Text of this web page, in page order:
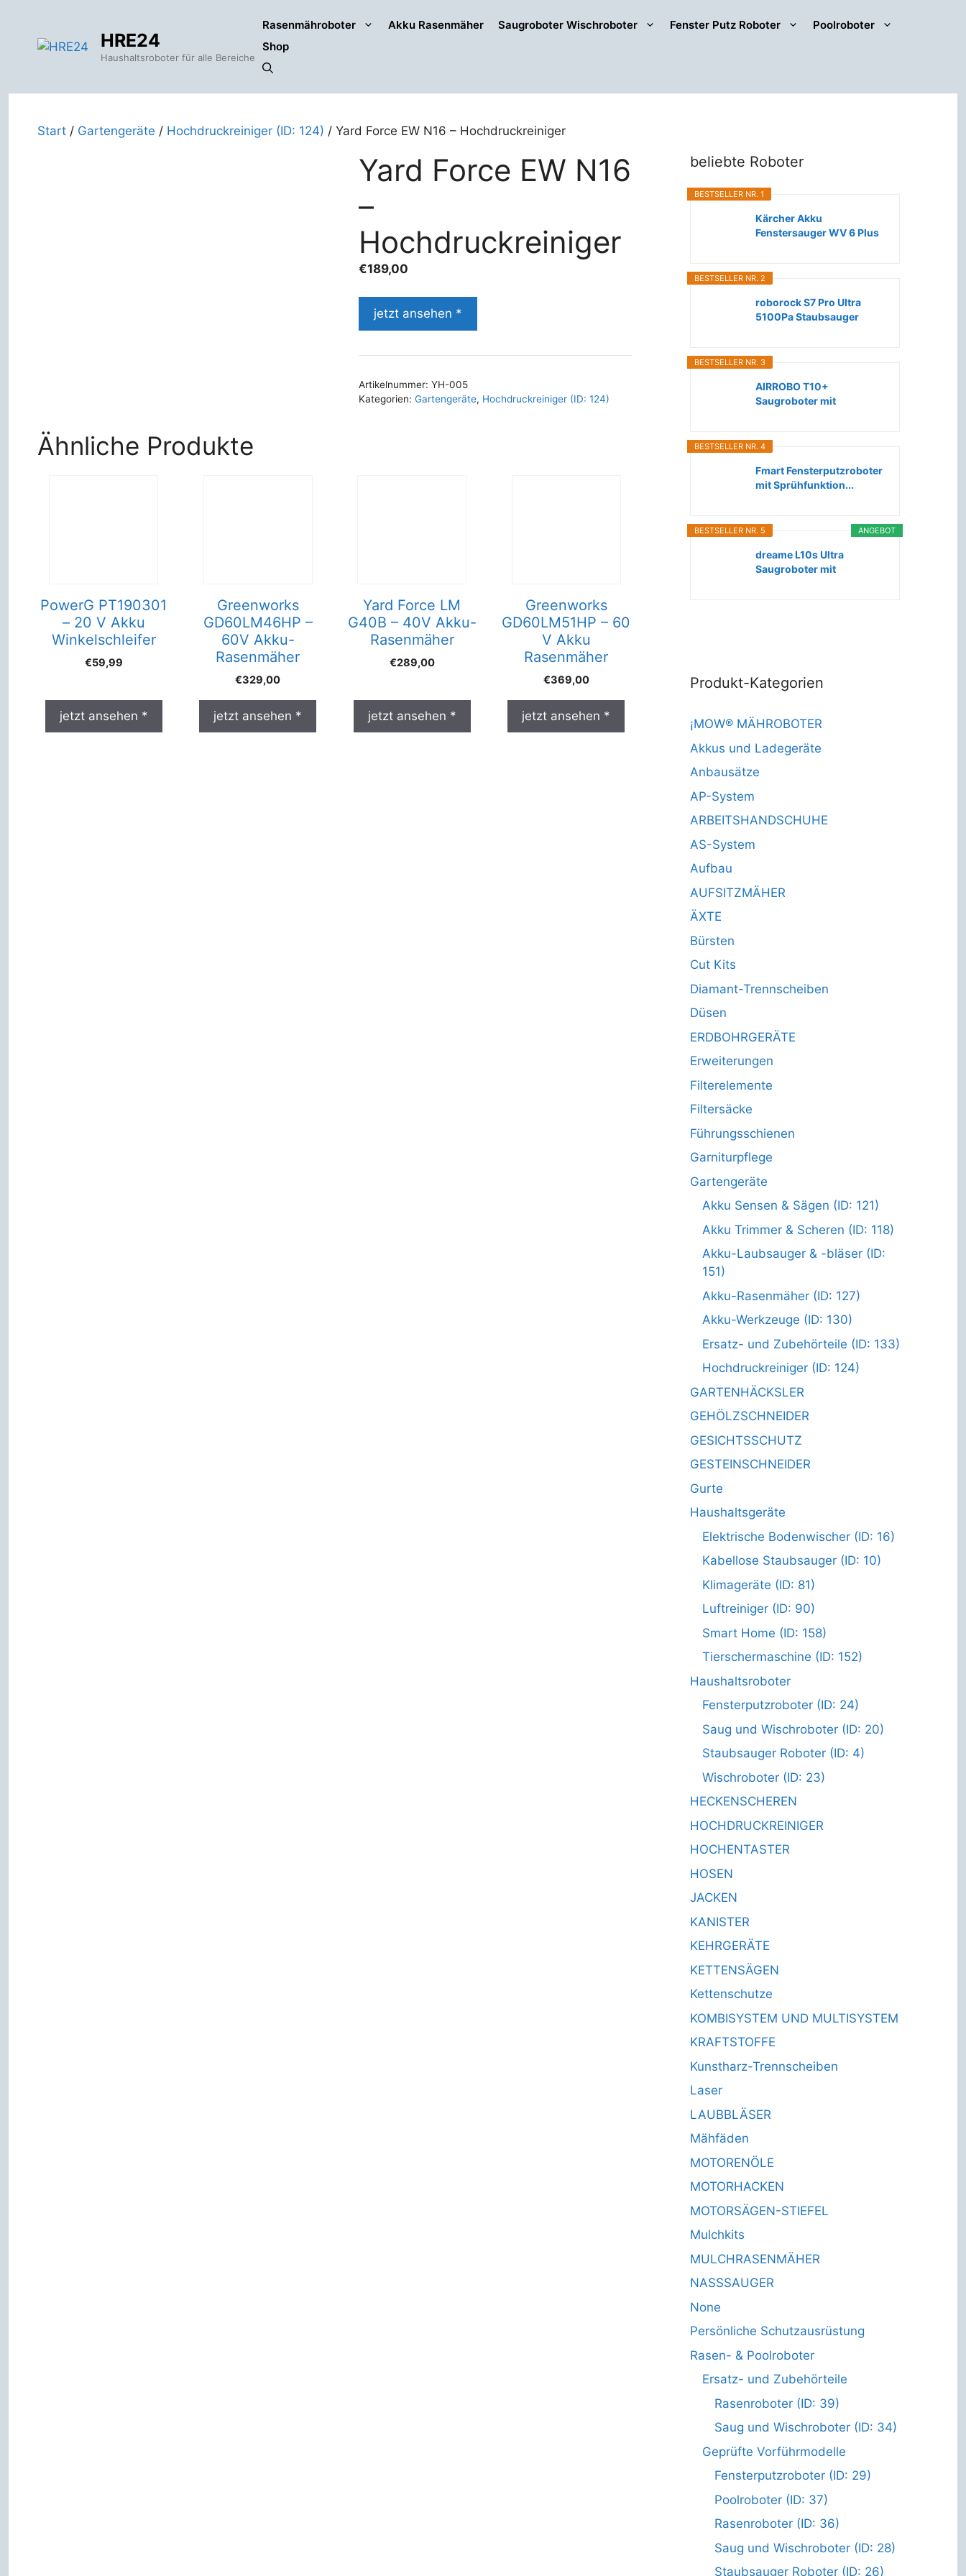
springen
HRE24
Haushaltsroboter für alle Bereiche
Rasenmähroboter Akku Rasenmäher Saugroboter Wischroboter Fenster Putz Roboter
Poolroboter
Shop
Start / Gartengeräte / Hochdruckreiniger (ID: 124) / Yard Force EW N16 – Hochdruckreiniger
Yard Force EW N16
–
Hochdruckreiniger
€189,00
jetzt ansehen *
Artikelnummer:YH-005
Kategorien:Gartengeräte, Hochdruckreiniger (ID: 124)
Ähnliche Produkte
PowerG PT190301
– 20 V Akku
Winkelschleifer
€59,99
jetzt ansehen *
Greenworks
GD60LM46HP –
60V Akku-
Rasenmäher
€329,00
jetzt ansehen *
Yard Force LM
G40B – 40V Akku-
Rasenmäher
€289,00
jetzt ansehen *
Greenworks
GD60LM51HP – 60
V Akku
Rasenmäher
€369,00
jetzt ansehen *
beliebte Roboter
BESTSELLER NR. 1
Kärcher Akku
Fenstersauger WV 6 Plus
BESTSELLER NR. 2
roborock S7 Pro Ultra
5100Pa Staubsauger
BESTSELLER NR. 3
AIRROBO T10+
Saugroboter mit
BESTSELLER NR. 4
Fmart Fensterputzroboter
mit Sprühfunktion...
ANGEBOT
BESTSELLER NR. 5
dreame L10s Ultra
Saugroboter mit
Produkt-Kategorien
¡MOW® MÄHROBOTER
Akkus und Ladegeräte
Anbausätze
AP-System
ARBEITSHANDSCHUHE
AS-System
Aufbau
AUFSITZMÄHER
ÄXTE
Bürsten
Cut Kits
Diamant-Trennscheiben
Düsen
ERDBOHRGERÄTE
Erweiterungen
Filterelemente
Filtersäcke
Führungsschienen
Garniturpflege
Gartengeräte
Akku Sensen & Sägen (ID: 121)
Akku Trimmer & Scheren (ID: 118)
Akku-Laubsauger & -bläser (ID:
151)
Akku-Rasenmäher (ID: 127)
Akku-Werkzeuge (ID: 130)
Ersatz- und Zubehörteile (ID: 133)
Hochdruckreiniger (ID: 124)
GARTENHÄCKSLER
GEHÖLZSCHNEIDER
GESICHTSSCHUTZ
GESTEINSCHNEIDER
Gurte
Haushaltsgeräte
Elektrische Bodenwischer (ID: 16)
Kabellose Staubsauger (ID: 10)
Klimageräte (ID: 81)
Luftreiniger (ID: 90)
Smart Home (ID: 158)
Tierschermaschine (ID: 152)
Haushaltsroboter
Fensterputzroboter (ID: 24)
Saug und Wischroboter (ID: 20)
Staubsauger Roboter (ID: 4)
Wischroboter (ID: 23)
HECKENSCHEREN
HOCHDRUCKREINIGER
HOCHENTASTER
HOSEN
JACKEN
KANISTER
KEHRGERÄTE
KETTENSÄGEN
Kettenschutze
KOMBISYSTEM UND MULTISYSTEM
KRAFTSTOFFE
Kunstharz-Trennscheiben
Laser
LAUBBLÄSER
Mähfäden
MOTORENÖLE
MOTORHACKEN
MOTORSÄGEN-STIEFEL
Mulchkits
MULCHRASENMÄHER
NASSSAUGER
None
Persönliche Schutzausrüstung
Rasen- & Poolroboter
Ersatz- und Zubehörteile
Rasenroboter (ID: 39)
Saug und Wischroboter (ID: 34)
Geprüfte Vorführmodelle
Fensterputzroboter (ID: 29)
Poolroboter (ID: 37)
Rasenroboter (ID: 36)
Saug und Wischroboter (ID: 28)
Staubsauger Roboter (ID: 26)